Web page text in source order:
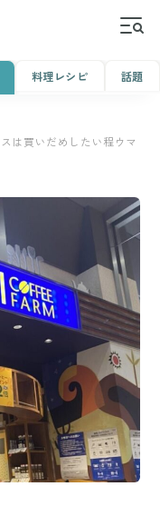
料理レシピ 話題
は買いだめしたい程ウマ